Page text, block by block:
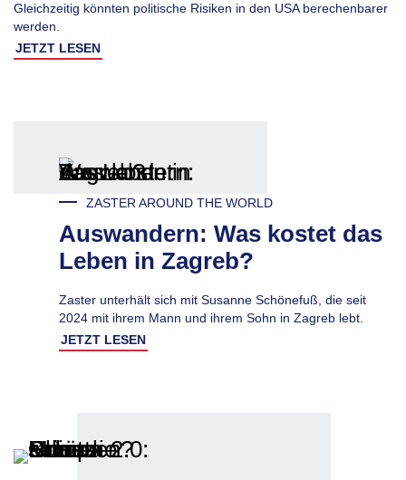
Gleichzeitig könnten politische Risiken in den USA berechenbarer
werden.
JETZT LESEN
ZASTER AROUND THE WORLD
Auswandern: Was kostet das
Leben in Zagreb?
Zaster unterhält sich mit Susanne Schönefuß, die seit
2024 mit ihrem Mann und ihrem Sohn in Zagreb lebt.
JETZT LESEN